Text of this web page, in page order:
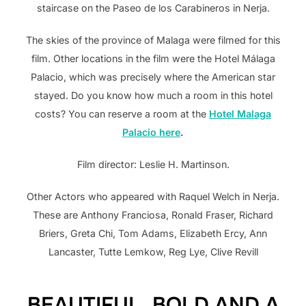
staircase on the Paseo de los Carabineros in Nerja.
The skies of the province of Malaga were filmed for this
film. Other locations in the film were the Hotel Málaga
Palacio, which was precisely where the American star
stayed. Do you know how much a room in this hotel
costs? You can reserve a room at the Hotel Malaga
Palacio here.
Film director: Leslie H. Martinson.
Other Actors who appeared with Raquel Welch in Nerja.
These are Anthony Franciosa, Ronald Fraser, Richard
Briers, Greta Chi, Tom Adams, Elizabeth Ercy, Ann
Lancaster, Tutte Lemkow, Reg Lye, Clive Revill